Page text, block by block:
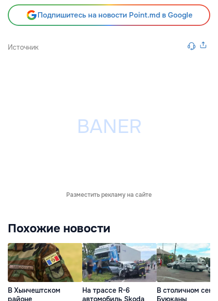
Подпишитесь на новости Point.md в Google
Источник
Разместить рекламу на сайте
Похожие новости
В Хынчештском
районе
На трассе R-6
автомобиль Skoda
В столичном
Буюканы